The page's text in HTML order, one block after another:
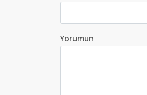
Yorumun